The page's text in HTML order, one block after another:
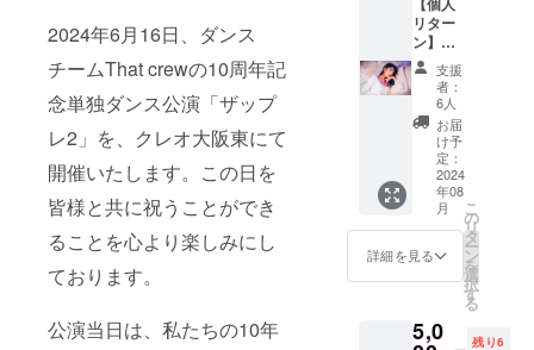
2024年6月16日、ダンス
チームThat crewの10周年記
念単独ダンス公演「ザップ
レ2」を、クレオ大阪東にて
開催いたします。この日を
皆様と共に祝うことができ
ることを心より楽しみにし
ております。
公演当日は、私たちの10年
大阪市
内
リター
ン】
shizu
キッズ
(小学生
のみ)
レッス
ン 1時
間 10
人限定
日程 ・
8/17
12:00〜
13:00
場所 :
内
支援
者：
6人
お届
け予
定：
2024
年08
月
詳細を見る
こ
の
リ
タ
ー
ン
を
選
択
す
る
5,0 残り6